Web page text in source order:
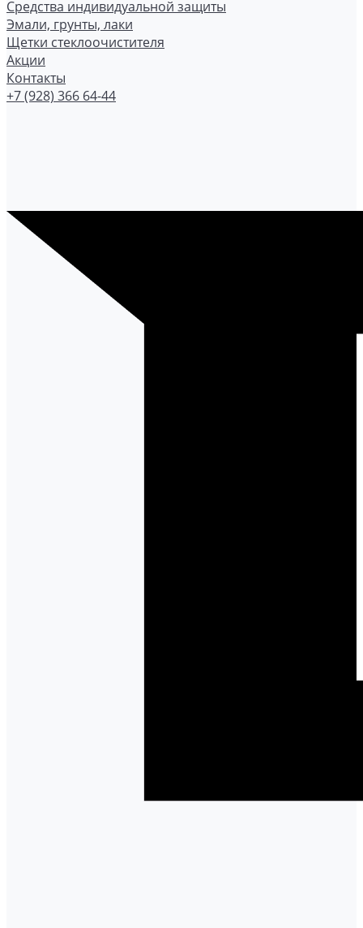
Средства индивидуальной защиты
Эмали, грунты, лаки
Щетки стеклоочистителя
Акции
Контакты
+7 (928) 366 64-44